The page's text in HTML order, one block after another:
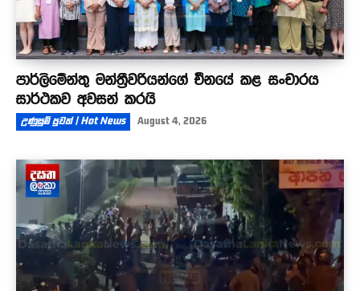
පාර්ලිමේන්තු මන්ත්‍රීවරියන්ගේ චීනයේ කළ සංචාරය
සාර්ථකව අවසන් කරයි
උණුසුම් පුවත් | Hot News August 4, 2026